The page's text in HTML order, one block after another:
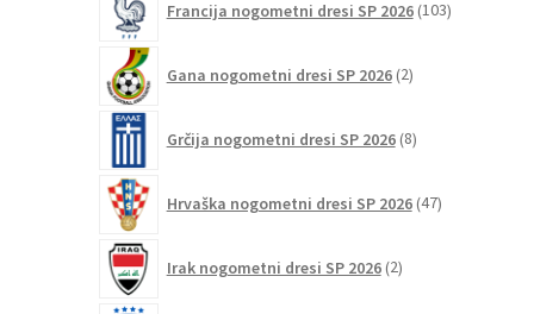
Francija nogometni dresi SP 2026 103izdelki
Gana nogometni dresi SP 2026 2izdelka
Grčija nogometni dresi SP 2026 8izdelkov
Hrvaška nogometni dresi SP 2026 47izdelkov
Irak nogometni dresi SP 2026 2izdelka